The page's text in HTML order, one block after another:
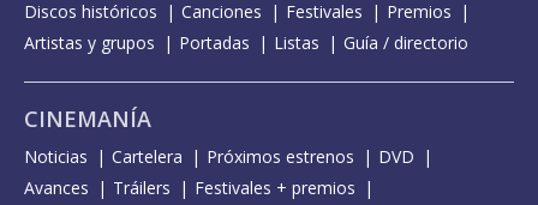
Discos históricos
Canciones Festivales
Premios
Artistas y grupos
Portadas Listas Guía / directorio
CINEMANÍA
Noticias Cartelera Próximos estrenos
DVD
Avances
Tráilers
Festivales + premios